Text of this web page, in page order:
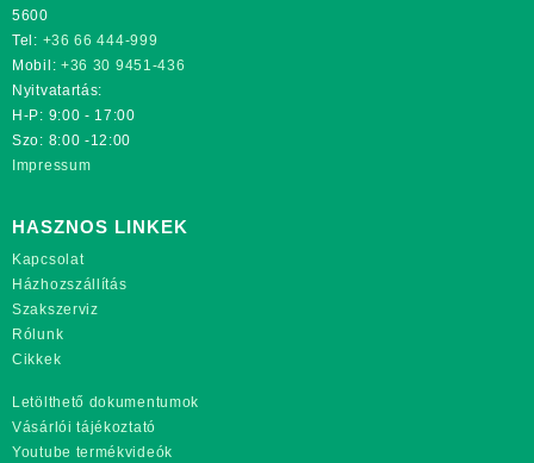
5600
Tel: +36 66 444-999
Mobil: +36 30 9451-436
Nyitvatartás:
H-P: 9:00 - 17:00
Szo: 8:00 -12:00
Impressum
HASZNOS LINKEK
Kapcsolat
Házhozszállítás
Szakszerviz
Rólunk
Cikkek
Letölthető dokumentumok
Vásárlói tájékoztató
Youtube termékvideók